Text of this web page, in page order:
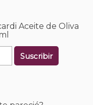
Aceite de Oliva
Suscribir